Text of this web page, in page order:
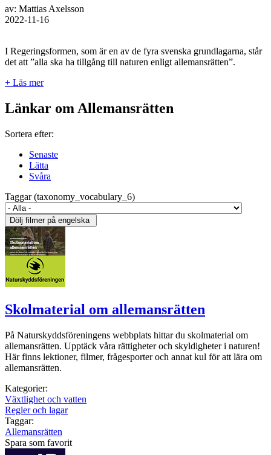
av: Mattias Axelsson
2022-11-16
I Regeringsformen, som är en av de fyra svenska grundlagarna, står
det att ”alla ska ha tillgång till naturen enligt allemansrätten”.
+ Läs mer
Länkar om Allemansrätten
Sortera efter:
Senaste
Lätta
Svåra
Taggar (taxonomy_vocabulary_6)
Skolmaterial om allemansrätten
På Naturskyddsföreningens webbplats hittar du skolmaterial om
allemansrätten. Upptäck våra rättigheter och skyldigheter i naturen!
Här finns lektioner, filmer, frågesporter och annat kul för att lära om
allemansrätten.
Kategorier:
Växtlighet och vatten
Regler och lagar
Taggar:
Allemansrätten
Spara som favorit